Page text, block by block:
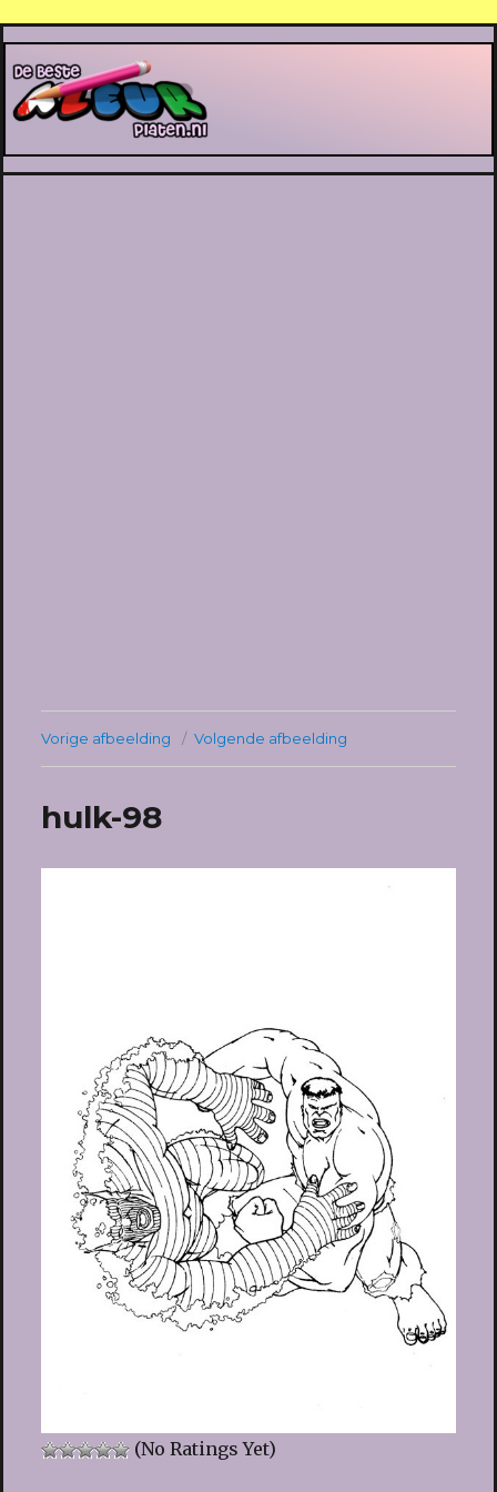
De Beste Kleurplaten
Vorige afbeelding Volgende afbeelding
hulk-98
(No Ratings Yet)